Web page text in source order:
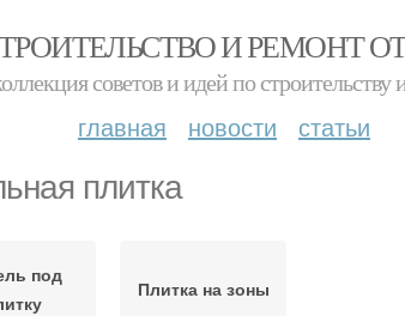
И РЕМОНТ
советов и идей по строительству
главная новости статьи
плитка
под
Плитка на зоны